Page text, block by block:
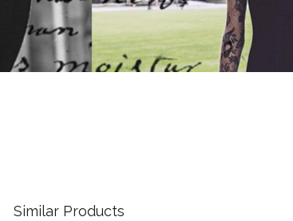
Similar Products